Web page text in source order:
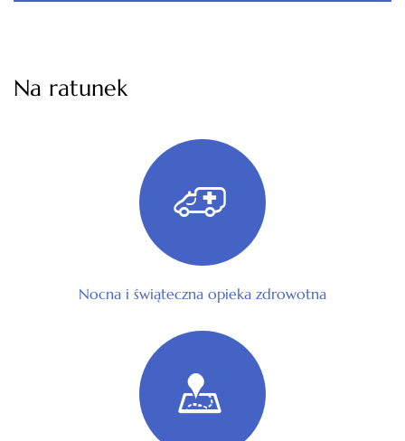
Na ratunek
Nocna i świąteczna opieka zdrowotna